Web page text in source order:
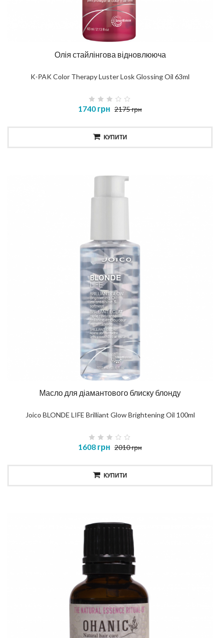
Олія стайлінгова відновлююча
K-PAK Color Therapy Luster Losk Glossing Oil 63ml
1740 грн 2175 грн
КУПИТИ
Масло для діамантового блиску блонду
Joico BLONDE LIFE Brilliant Glow Brightening Oil 100ml
1608 грн 2010 грн
КУПИТИ